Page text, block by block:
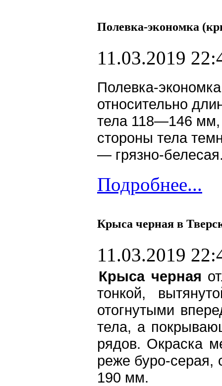
Полевка-экономка
11.03.2019
Полевка-
относительно
тела 118—146
стороны тела
— грязно-
Подробнее...
Крыса черная в
11.03.2019
Крыса черная
тонкой,
отогнутыми
тела, а
рядов. Окраска
реже буро-серая,
190 мм.